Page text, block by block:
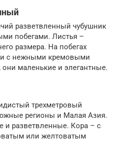
разветвленный чубушник
побегами. Листья –
размера. На побегах
с нежными кремовыми
они маленькие и элегантные.
трехметровый
регионы и Малая Азия.
и разветвленные. Кора – с
или желтоватым